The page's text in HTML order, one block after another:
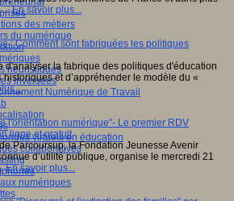
des métiers
du numérique
heuristiques
inversées
Numérique de Travail
virtuels en éducation
collaboratives
numériques
En savoir plus...
: Comment sont fabriquées les politiques
d'analyser la fabrique des politiques d'éducation
et d’appréhender le modèle du «
l'orientation numérique"- Le premier RDV
ligne et gratuit
Parcoursup, la Fondation Jeunesse Avenir
d’utilité publique, organise le mercredi 21
En savoir plus...